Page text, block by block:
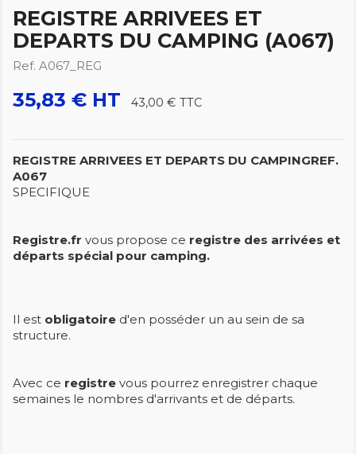
REGISTRE ARRIVEES ET
DEPARTS DU CAMPING (A067)
Ref. A067_REG
35,83 € HT 43,00 € TTC
REGISTRE ARRIVEES ET DEPARTS DU CAMPINGREF.
A067
SPECIFIQUE
Registre.fr vous propose ce registre des arrivées et
départs spécial pour camping.
Il est obligatoire d'en posséder un au sein de sa
structure.
Avec ce registre vous pourrez enregistrer chaque
semaines le nombres d'arrivants et de départs.